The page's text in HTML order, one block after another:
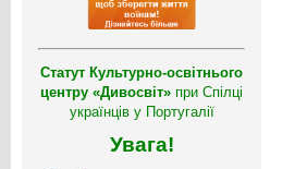
Статут Культурно-освітнього
центру «Дивосвіт» при Спілці
українців у Португалії
Увага!